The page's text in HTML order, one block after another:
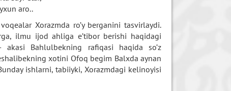
aro..
Xorazmda ro’y berganini tasvirlaydi.
ilmu ijod ahliga e’tibor berishi haqidagi
akasi Bahlulbekning rafiqasi haqida so’z
xotini Ofoq begim Balxda aynan
ishlarni, tabiiyki, Xorazmdagi kelinoyisi